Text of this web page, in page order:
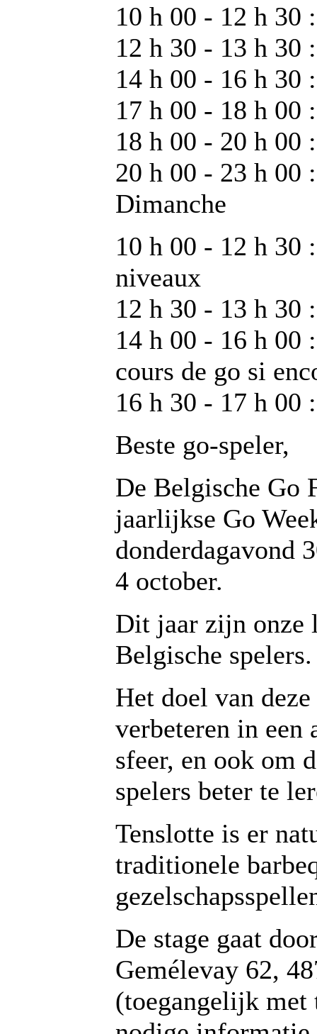
10 h 00 - 12 h 30
12 h 30 - 13 h 30
14 h 00 - 16 h 30
17 h 00 - 18 h 00
18 h 00 - 20 h 00
20 h 00 - 23 h 00
Dimanche
10 h 00 - 12 h 30
niveaux
12 h 30 - 13 h 30
14 h 00 - 16 h 00
cours de go si
16 h 30 - 17 h 00
Beste go-speler,
De Belgische Go
jaarlijkse Go
donderdagavond
4 october.
Dit jaar zijn onze
Belgische spelers.
Het doel van
verbeteren in een
sfeer, en ook om
spelers beter te
Tenslotte is er
traditionele
De stage gaat
Gemélevay 62,
(toegangelijk